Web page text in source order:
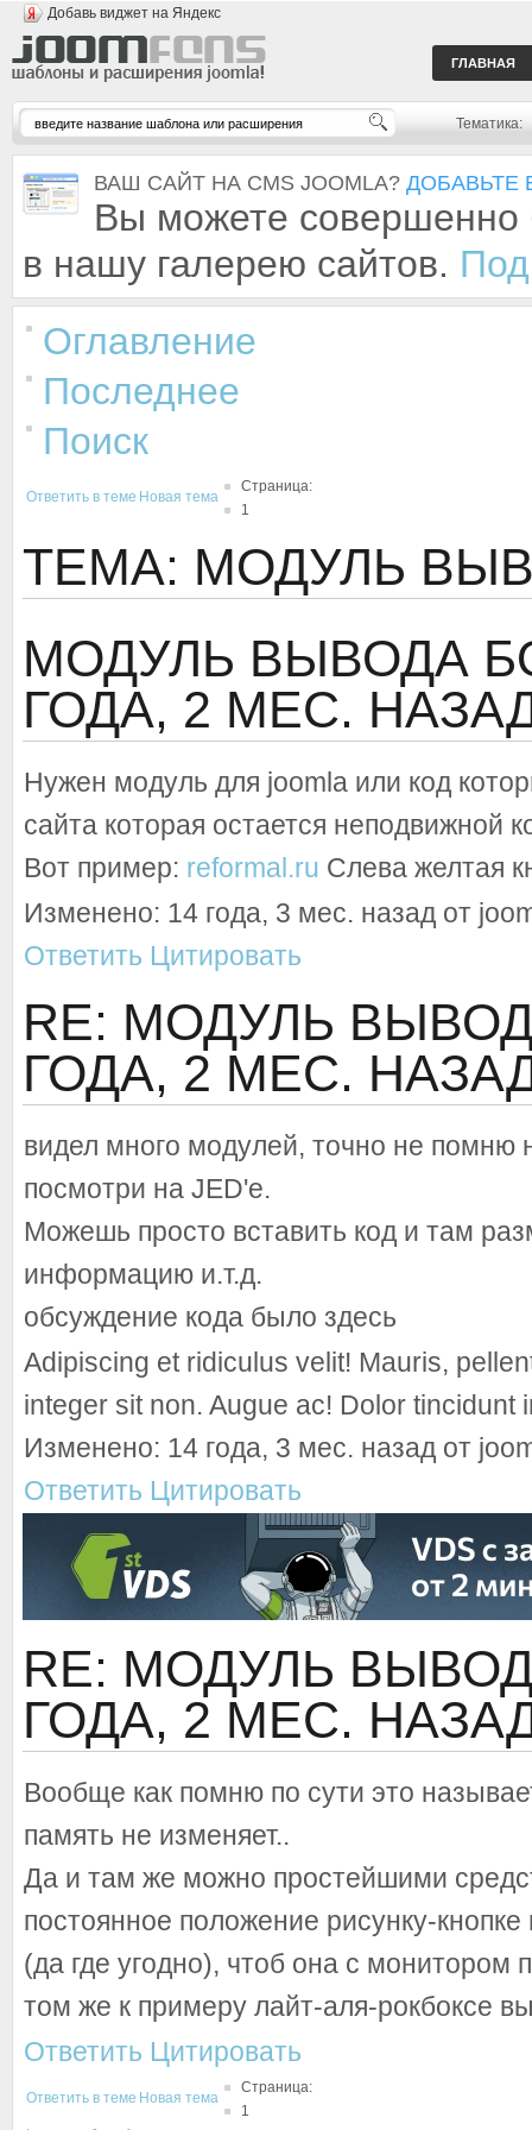
Добавь виджет на Яндекс
ГЛАВНАЯ
Тематика:
ВАШ САЙТ НА CMS JOOMLA? ДОБАВЬТЕ
Вы можете совершенно
в нашу галерею сайтов.
Оглавление
Последнее
Поиск
Ответить в теме Новая тема
Страница:
1
ТЕМА: МОДУЛЬ
МОДУЛЬ ВЫВОДА
ГОДА, 2 МЕС.
Нужен модуль для joomla или код
сайта которая остается неподвижной
Вот пример: reformal.ru Слева желтая
Изменено: 14 года, 3 мес. назад от
Ответить Цитировать
RE: МОДУЛЬ
ГОДА, 2 МЕС.
видел много модулей, точно не помню
посмотри на JED'e.
Можешь просто вставить код и там
информацию и.т.д.
обсуждение кода было здесь
Adipiscing et ridiculus velit! Mauris,
integer sit non. Augue ac! Dolor tincidunt
Изменено: 14 года, 3 мес. назад от
Ответить Цитировать
RE: МОДУЛЬ
ГОДА, 2 МЕС.
Вообще как помню по сути это
память не изменяет..
Да и там же можно простейшими
постоянное положение рисунку-
(да где угодно), чтоб она с монитором
том же к примеру лайт-аля-рокбоксе
Ответить Цитировать
Ответить в теме Новая тема
Страница:
1